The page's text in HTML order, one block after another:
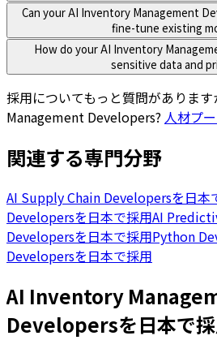
Can your AI Inventory Management
fine-tune existing
How do your AI Inventory
sensitive data and
採用についてもっと質問があります
Management Developers? 人材プ
関連する専門分野
AI Supply Chain Developersを日本
Developersを日本で採用AI
Developersを日本で採用Python
Developersを日本で採用
AI Inventory
Developersを日本で採